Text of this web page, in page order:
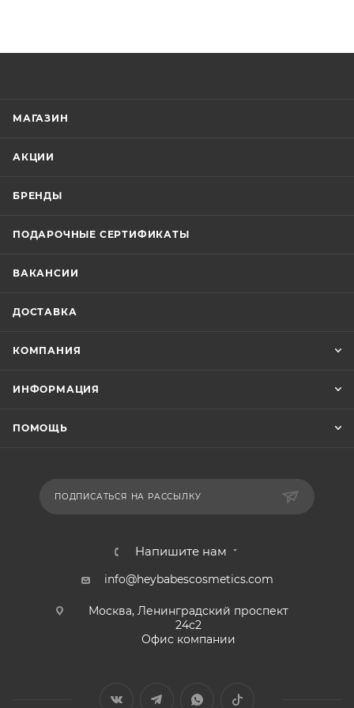
МАГАЗИН
АКЦИИ
БРЕНДЫ
ПОДАРОЧНЫЕ СЕРТИФИКАТЫ
ВАКАНСИИ
ДОСТАВКА
КОМПАНИЯ
ИНФОРМАЦИЯ
ПОМОЩЬ
ПОДПИСАТЬСЯ НА РАССЫЛКУ
Напишите нам
info@heybabescosmetics.com
Москва, Ленинградский проспект
24с2
Офис компании